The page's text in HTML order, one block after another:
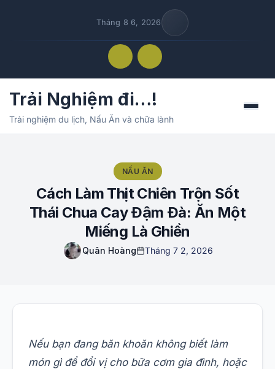
Tháng 8 6, 2026
Trải Nghiệm đi…!
Trải nghiệm du lịch, Nấu Ăn và chữa lành
Menu
NẤU ĂN
Cách Làm Thịt Chiên Trộn Sốt
Thái Chua Cay Đậm Đà: Ăn Một
Miếng Là Ghiền
Quân Hoàng Tháng 7 2, 2026
Nếu bạn đang băn khoăn không biết làm
món gì để đổi vị cho bữa cơm gia đình, hoặc